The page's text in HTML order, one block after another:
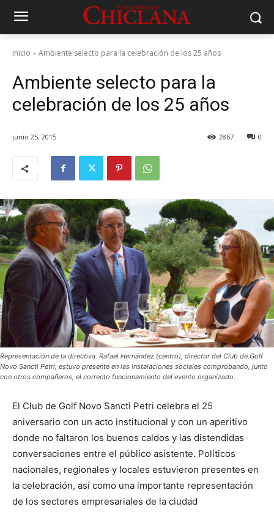
Inicio Ambiente selecto para la celebración de los 25 años
Ambiente selecto para la
celebración de los 25 años
junio 25, 2015 0
2867
Representación de la directiva. Rafael Hernández (centro), director del Club de Golf
Novo Sancti Petri, estuvo presente en las instalaciones sociales comprobando, junto
con otros compañeros, el correcto funcionamiento del evento organizado.
El Club de Golf Novo Sancti Petri celebra el 25
aniversario con un acto institucional y con un aperitivo
donde no faltaron los buenos caldos y las distendidas
conversaciones entre el público asistente. Políticos
nacionales, regionales y locales estuvieron presentes en
la celebración, así como una importante representación
de los sectores empresariales de la ciudad